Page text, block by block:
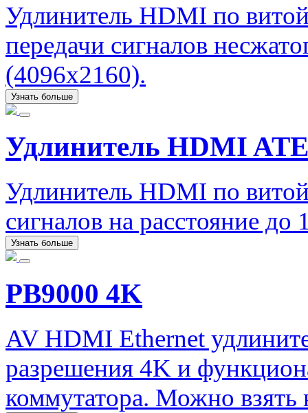
Удлинитель HDMI по
передачи сигналов
(4096x2160).
Узнать больше
Удлинитель HDMI
Удлинитель HDMI по
сигналов на расстояние
Узнать больше
PB9000 4K
AV HDMI Ethernet
разрешения 4K и
коммутатора. Можно взять